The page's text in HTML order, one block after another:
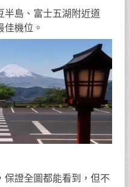
半島、富士五湖附近道
佳機位。
保證全圖都能看到，但不